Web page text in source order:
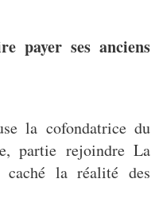
payer ses anciens
la cofondatrice du
partie rejoindre La
caché la réalité des